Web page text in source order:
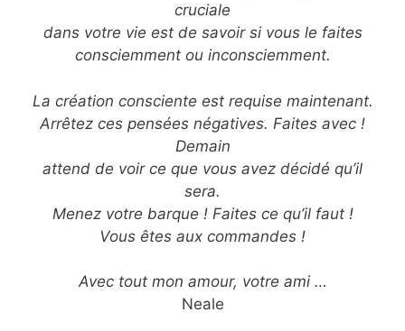
cruciale
dans votre vie est de savoir si vous le faites
consciemment ou inconsciemment.
La création consciente est requise maintenant.
Arrêtez ces pensées négatives. Faites avec !
Demain
attend de voir ce que vous avez décidé qu’il
sera.
Menez votre barque ! Faites ce qu’il faut !
Vous êtes aux commandes !
Avec tout mon amour, votre ami …
Neale